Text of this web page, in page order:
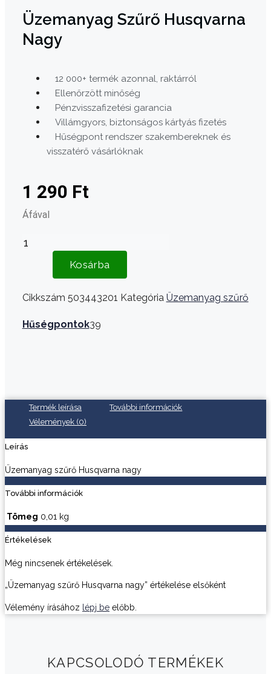
Üzemanyag Szűrő Husqvarna
Nagy
12 000+ termék azonnal, raktárról
Ellenőrzött minőség
Pénzvisszafizetési garancia
Villámgyors, biztonságos kártyás fizetés
Hűségpont rendszer szakembereknek és
visszatérő vásárlóknak
1 290 Ft
Áfával
Üzemanyag
mennyiség
Kosárba
Cikkszám 503443201 Kategória Üzemanyag szűrő
Hűségpontok39
Termék leírása
További információk
Vélemények (0)
Leírás
Üzemanyag szűrő Husqvarna nagy
További információk
Tömeg 0,01 kg
Értékelések
Még nincsenek értékelések.
„Üzemanyag szűrő Husqvarna nagy” értékelése elsőként
Vélemény írásához lépj be előbb.
KAPCSOLODÓ TERMÉKEK